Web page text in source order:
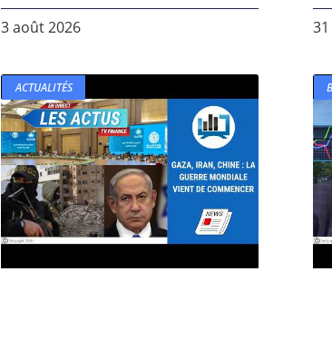
3 août 2026
ACTUALITÉS